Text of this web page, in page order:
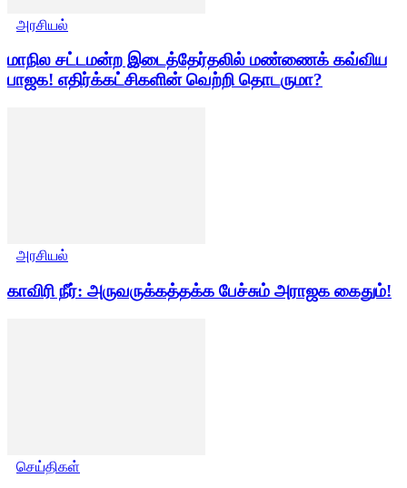
அரசியல்
மாநில சட்டமன்ற இடைத்தேர்தலில் மண்ணைக் கவ்விய
பாஜக! எதிர்க்கட்சிகளின் வெற்றி தொடருமா?
அரசியல்
காவிரி நீர்: அருவருக்கத்தக்க பேச்சும் அராஜக கைதும்!
செய்திகள்